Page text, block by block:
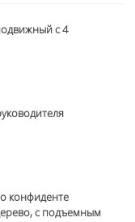
с 4
конфиденте
с подъемным